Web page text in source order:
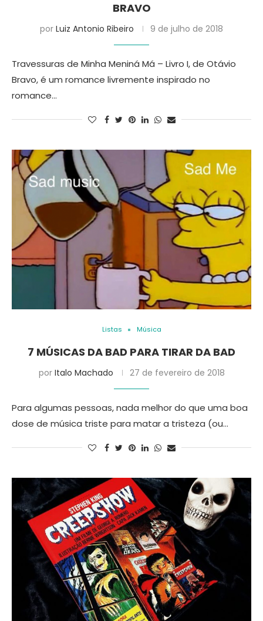
BRAVO
por Luiz Antonio Ribeiro 9 de julho de 2018
Travessuras de Minha Meniná Má – Livro I, de Otávio
Bravo, é um romance livremente inspirado no
romance…
Listas Música
7 MÚSICAS DA BAD PARA TIRAR DA BAD
por Italo Machado 27 de fevereiro de 2018
Para algumas pessoas, nada melhor do que uma boa
dose de música triste para matar a tristeza (ou…